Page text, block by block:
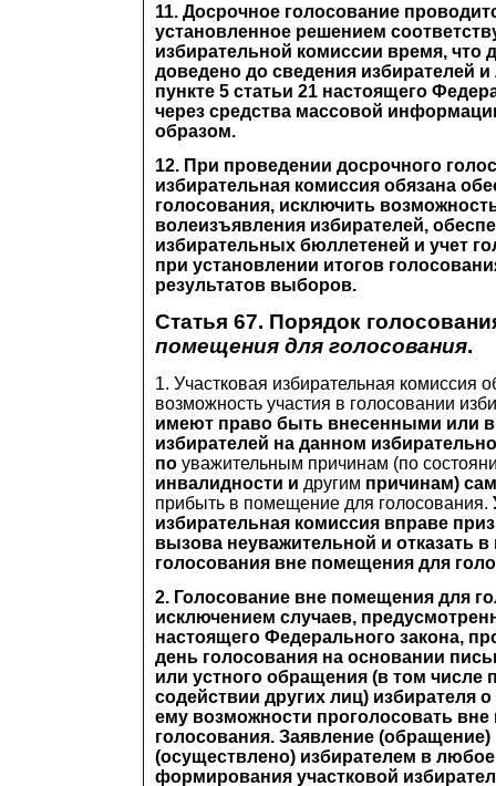
11. Досрочное голосование
установленное решением
избирательной комиссии время, что
доведено до сведения избирателей
пункте 5 статьи 21 настоящего
через средства массовой
образом.
12. При проведении досрочного
избирательная комиссия обязана
голосования, исключить
волеизъявления избирателей,
избирательных бюллетеней и учет
при установлении итогов
результатов выборов.
Статья 67. Порядок
помещения для голосования.
1. Участковая избирательная комиссия
возможность участия в голосовании
имеют право быть внесенными или
избирателей на данном
по уважительным причинам (по
инвалидности и другим причинам)
прибыть в помещение для голосования.
избирательная комиссия вправе
вызова неуважительной и отказать
голосования вне помещения для
2. Голосование вне помещения для
исключением случаев,
настоящего Федерального закона,
день голосования на основании
или устного обращения (в том числе
содействии других лиц) избирателя
ему возможности проголосовать
голосования. Заявление
(осуществлено) избирателем в
формирования участковой